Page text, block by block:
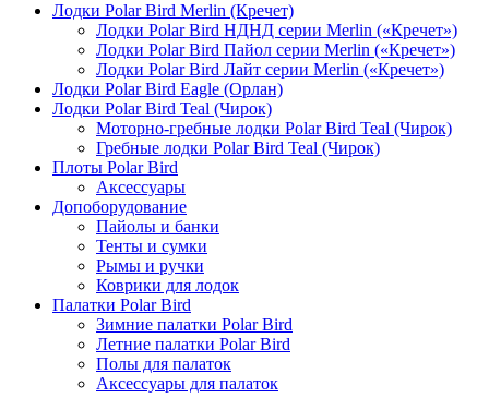
Лодки Polar Bird Merlin (Кречет)
Лодки Polar Bird НДНД серии Merlin («Кречет»)
Лодки Polar Bird Пайол серии Merlin («Кречет»)
Лодки Polar Bird Лайт серии Merlin («Кречет»)
Лодки Polar Bird Eagle (Орлан)
Лодки Polar Bird Teal (Чирок)
Моторно-гребные лодки Polar Bird Teal (Чирок)
Гребные лодки Polar Bird Teal (Чирок)
Плоты Polar Bird
Аксессуары
Допоборудование
Пайолы и банки
Тенты и сумки
Рымы и ручки
Коврики для лодок
Палатки Polar Bird
Зимние палатки Polar Bird
Летние палатки Polar Bird
Полы для палаток
Аксессуары для палаток